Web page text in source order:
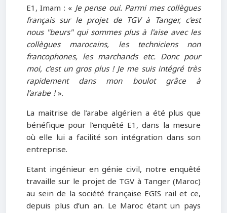
E1, Imam : «Je pense oui. Parmi mes collègues
français sur le projet de TGV à Tanger, c'est
nous "beurs" qui sommes plus à l'aise avec les
collègues marocains, les techniciens non
francophones, les marchands etc. Donc pour
moi, c’est un gros plus ! Je me suis intégré très
rapidement dans mon boulot grâce à
l’arabe !».
La maitrise de l’arabe algérien a été plus que
bénéfique pour l’enquêté E1, dans la mesure
où elle lui a facilité son intégration dans son
entreprise.
Etant ingénieur en génie civil, notre enquêté
travaille sur le projet de TGV à Tanger (Maroc)
au sein de la société française EGIS rail et ce,
depuis plus d’un an. Le Maroc étant un pays